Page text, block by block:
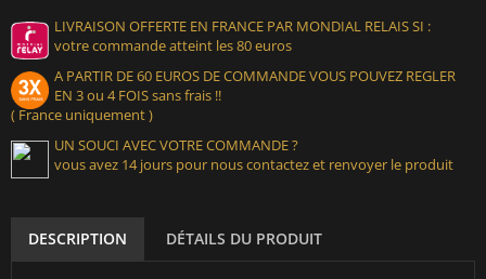
LIVRAISON OFFERTE EN FRANCE PAR MONDIAL RELAIS SI :
votre commande atteint les 80 euros
A PARTIR DE 60 EUROS DE COMMANDE VOUS POUVEZ REGLER
EN 3 ou 4 FOIS sans frais !!
( France uniquement )
UN SOUCI AVEC VOTRE COMMANDE ?
vous avez 14 jours pour nous contactez et renvoyer le produit
DESCRIPTION DÉTAILS DU PRODUIT